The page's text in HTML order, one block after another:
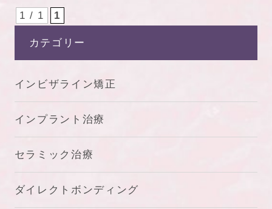
1 / 1 1
カテゴリー
インビザライン矯正
インプラント治療
セラミック治療
ダイレクトボンディング